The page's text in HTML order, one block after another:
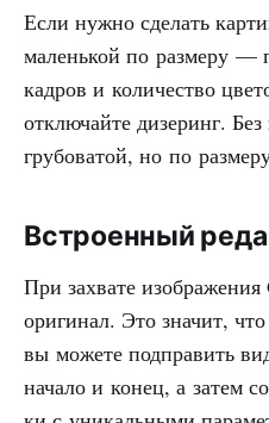
Если нужно сделать
маленькой по размеру —
кадров и количество
отключайте дизеринг.
грубоватой, но по
Встроенный
При захвате изображения
оригинал. Это значит,
вы можете подправить
начало и конец, а затем